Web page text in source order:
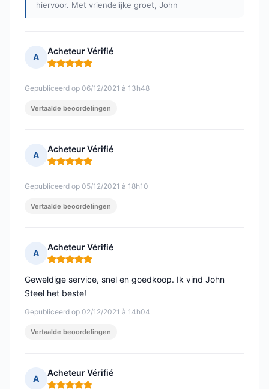
hiervoor. Met vriendelijke groet, John
A
Acheteur Vérifié
Opmerking: 5 van 5
Gepubliceerd op 06/12/2021 à 13h48
Vertaalde beoordelingen
A
Acheteur Vérifié
Opmerking: 5 van 5
Gepubliceerd op 05/12/2021 à 18h10
Vertaalde beoordelingen
A
Acheteur Vérifié
Opmerking: 5 van 5
Gepubliceerd op 02/12/2021 à 14h04
Geweldige service, snel en goedkoop. Ik vind John
Steel het beste!
Vertaalde beoordelingen
A
Acheteur Vérifié